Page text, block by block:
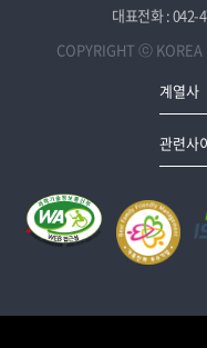
대표전화 : 042-
COPYRIGHT ⓒ KOREA
계열사
관련사